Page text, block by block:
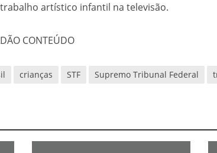
artístico infantil na televisão.
CONTEÚDO
crianças STF Supremo Tribunal Federal